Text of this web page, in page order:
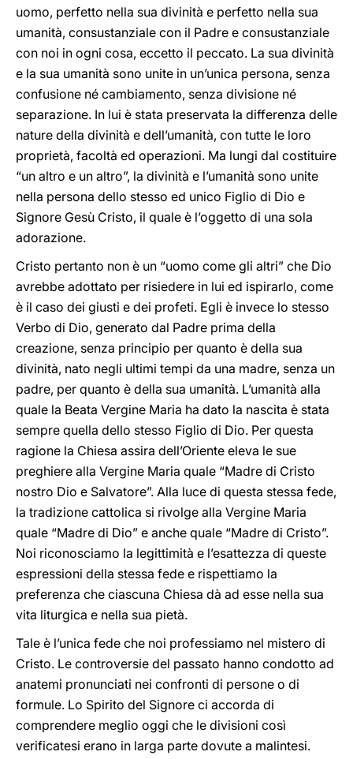
uomo, perfetto nella sua divinità e perfetto nella sua
umanità, consustanziale con il Padre e consustanziale
con noi in ogni cosa, eccetto il peccato. La sua divinità
e la sua umanità sono unite in un’unica persona, senza
confusione né cambiamento, senza divisione né
separazione. In lui è stata preservata la differenza delle
nature della divinità e dell’umanità, con tutte le loro
proprietà, facoltà ed operazioni. Ma lungi dal costituire
“un altro e un altro”, la divinità e l’umanità sono unite
nella persona dello stesso ed unico Figlio di Dio e
Signore Gesù Cristo, il quale è l’oggetto di una sola
adorazione.
Cristo pertanto non è un “uomo come gli altri” che Dio
avrebbe adottato per risiedere in lui ed ispirarlo, come
è il caso dei giusti e dei profeti. Egli è invece lo stesso
Verbo di Dio, generato dal Padre prima della
creazione, senza principio per quanto è della sua
divinità, nato negli ultimi tempi da una madre, senza un
padre, per quanto è della sua umanità. L’umanità alla
quale la Beata Vergine Maria ha dato la nascita è stata
sempre quella dello stesso Figlio di Dio. Per questa
ragione la Chiesa assira dell’Oriente eleva le sue
preghiere alla Vergine Maria quale “Madre di Cristo
nostro Dio e Salvatore”. Alla luce di questa stessa fede,
la tradizione cattolica si rivolge alla Vergine Maria
quale “Madre di Dio” e anche quale “Madre di Cristo”.
Noi riconosciamo la legittimità e l’esattezza di queste
espressioni della stessa fede e rispettiamo la
preferenza che ciascuna Chiesa dà ad esse nella sua
vita liturgica e nella sua pietà.
Tale è l’unica fede che noi professiamo nel mistero di
Cristo. Le controversie del passato hanno condotto ad
anatemi pronunciati nei confronti di persone o di
formule. Lo Spirito del Signore ci accorda di
comprendere meglio oggi che le divisioni così
verificatesi erano in larga parte dovute a malintesi.